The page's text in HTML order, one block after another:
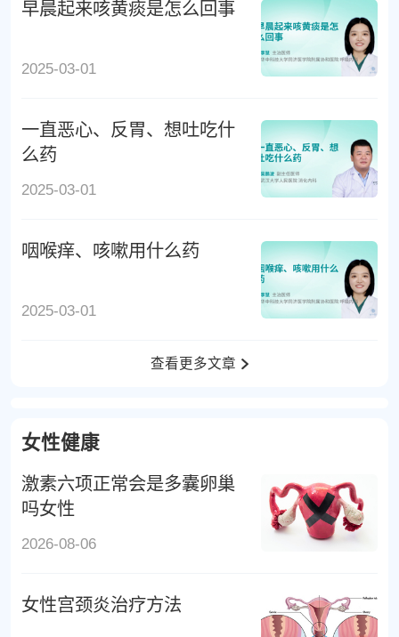
早晨起来咳黄痰是怎么回事
2025-03-01
一直恶心、反胃、想吐吃什
么药
2025-03-01
咽喉痒、咳嗽用什么药
2025-03-01
查看更多文章
女性健康
激素六项正常会是多囊卵巢
吗女性
2026-08-06
女性宫颈炎治疗方法